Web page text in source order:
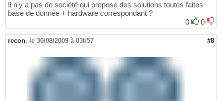
Il n'y a pas de société qui propose des solutions toutes faites
base de donnée + hardware correspondant ?
0
0
recon, le 30/08/2009 à 03h57 #8